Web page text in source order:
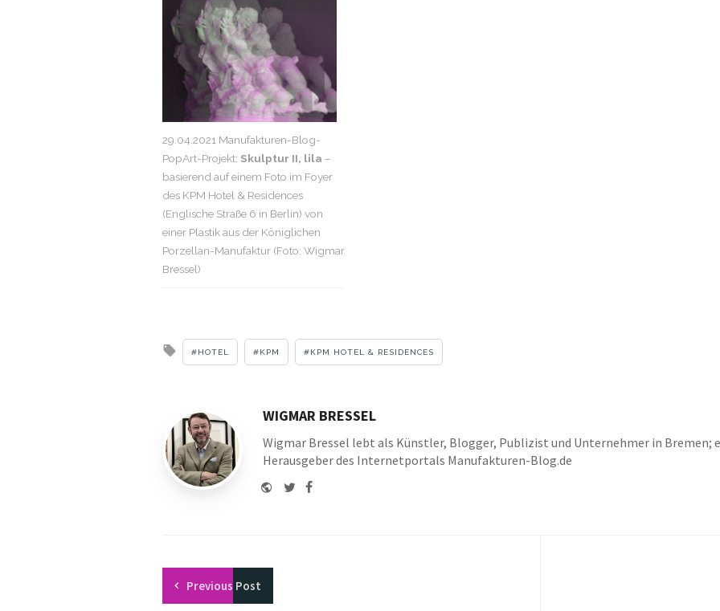
29.04.2021 Manufakturen-Blog-
PopArt-Projekt: Skulptur II, lila –
basierend auf einem Foto im Foyer
des KPM Hotel & Residences
(Englische Straße 6 in Berlin) von
einer Plastik aus der Königlichen
Porzellan-Manufaktur (Foto: Wigmar
Bressel)
Tagged
HOTEL KPM KPM HOTEL & RESIDENCES
WIGMAR BRESSEL
Wigmar Bressel lebt als Künstler, Blogger, Publizist und Unternehmer in Bremen;
Herausgeber des Internetportals Manufakturen-Blog.de
Website
TwitterFacebook
Previous Post